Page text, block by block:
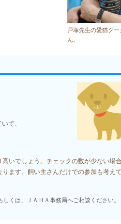
戸塚先生の愛猫グー
ん。
て、
いでしょう。チェックの数が少ない場合
ます。飼い主さんだけでの参加も考え
くは、ＪＡＨＡ事務局へご相談ください。